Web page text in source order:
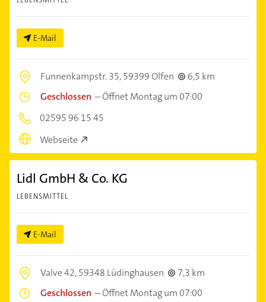
E-Mail
Funnenkampstr. 35,59399 Olfen
6,5 km
Geschlossen –Öffnet Montag um 07:00
02595 96 15 45
Webseite
Lidl GmbH & Co. KG
LEBENSMITTEL
E-Mail
Valve 42,59348 Lüdinghausen
7,3 km
Geschlossen –Öffnet Montag um 07:00